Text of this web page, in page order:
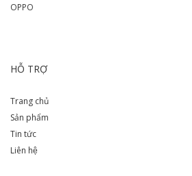
OPPO
HỖ TRỢ
Trang chủ
Sản phẩm
Tin tức
Liên hệ